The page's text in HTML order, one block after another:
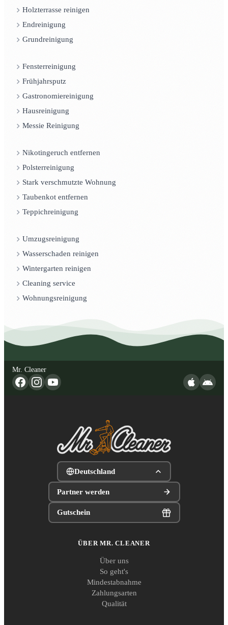
Holzterrasse reinigen
Endreinigung
Grundreinigung
Fensterreinigung
Frühjahrsputz
Gastronomiereinigung
Hausreinigung
Messie Reinigung
Nikotingeruch entfernen
Polsterreinigung
Stark verschmutzte Wohnung
Taubenkot entfernen
Teppichreinigung
Umzugsreinigung
Wasserschaden reinigen
Wintergarten reinigen
Cleaning service
Wohnungsreinigung
Mr. Cleaner
Deutschland
Partner werden
Gutschein
ÜBER MR. CLEANER
Über uns
So geht's
Mindestabnahme
Zahlungsarten
Qualität